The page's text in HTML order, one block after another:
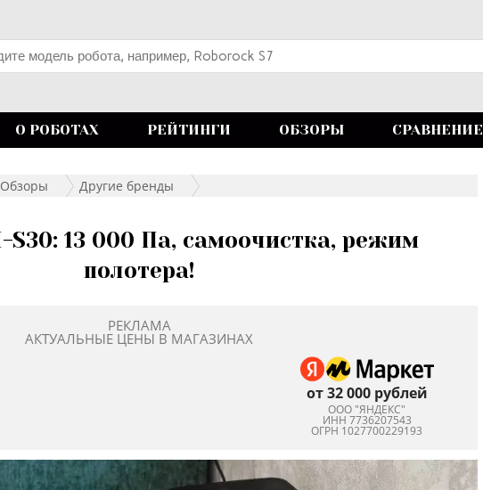
О РОБОТАХ РЕЙТИНГИ ОБЗОРЫ СРАВНЕНИЕ
Обзоры Другие бренды
S30: 13 000 Па, самоочистка, режим
полотера!
РЕКЛАМА
АКТУАЛЬНЫЕ ЦЕНЫ В МАГАЗИНАХ
от 32 000 рублей
ООО "ЯНДЕКС"
ИНН 7736207543
ОГРН 1027700229193